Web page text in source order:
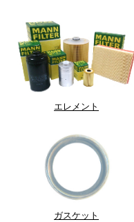
エレメント
ガスケット